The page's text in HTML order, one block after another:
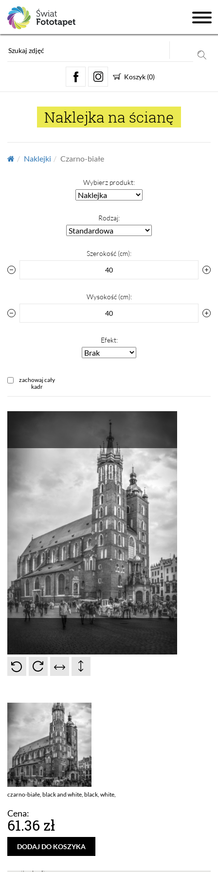
Koszyk (0)
Naklejka na ścianę
Naklejki Czarno-białe
Wybierz produkt:
Rodzaj:
Szerokość (cm):
Wysokość (cm):
Efekt:
zachowaj cały
kadr
czarno-białe, black and white, black, white,
Cena:
61.36 zł
DODAJ DO KOSZYKA